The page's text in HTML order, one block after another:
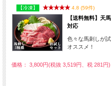
【冷凍】 4.8 (59件)
【送料無料】天
対応
色々な馬刺しが
オススメ！
価格： 3,800円(税抜 3,519円、税 281円)